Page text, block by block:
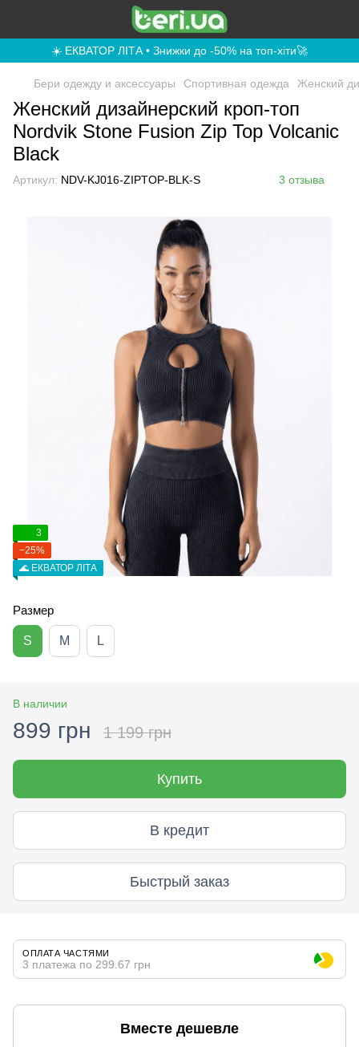
☀️ ЕКВАТОР ЛІТА • Знижки до -50% на топ-хіти🚀
Бери одежду и аксессуары Спортивная одежда Женский
Женский дизайнерский кроп-топ
Nordvik Stone Fusion Zip Top Volcanic
Black
Артикул: NDV-KJ016-ZIPTOP-BLK-S 3 отзыва
3
−25%
🌊 ЕКВАТОР ЛІТА
Размер
S M L
В наличии
899 грн 1 199 грн
Купить
В кредит
Быстрый заказ
ОПЛАТА ЧАСТЯМИ
3 платежа по 299.67 грн
Вместе дешевле